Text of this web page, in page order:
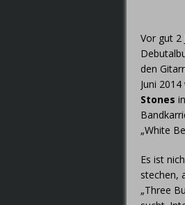
Vor gut 2
den
Juni
Stones
„White
Es ist
stechen,
„Three